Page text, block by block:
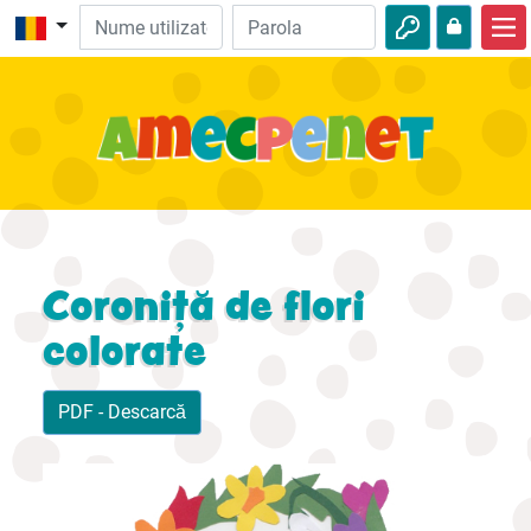
Biblie
Coroniţă de flori
colorate
PDF - Descarcă